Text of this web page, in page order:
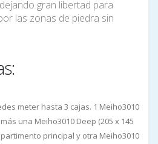
gran libertad para
las zonas de piedra sin
meter hasta 3 cajas. 1 Meiho3010
más una Meiho3010 Deep (205 x 145
principal y otra Meiho3010